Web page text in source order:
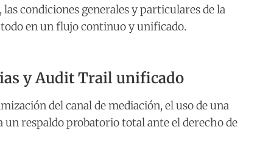
condiciones generales y particulares de la
en un flujo continuo y unificado.
y Audit Trail unificado
del canal de mediación, el uso de una
respaldo probatorio total ante el derecho de